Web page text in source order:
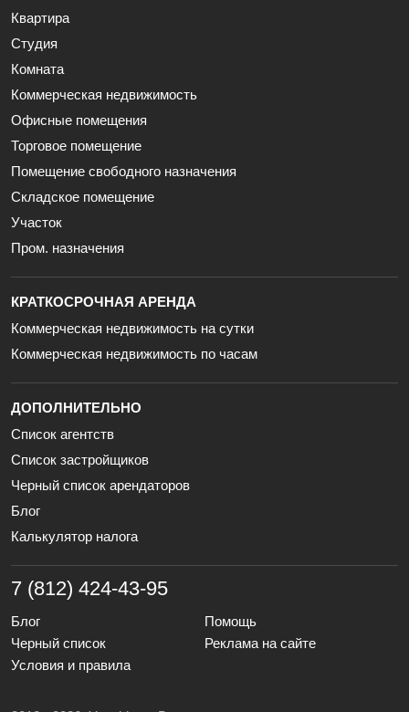
Квартира
Студия
Комната
Коммерческая недвижимость
Офисные помещения
Торговое помещение
Помещение свободного назначения
Складское помещение
Участок
Пром. назначения
КРАТКОСРОЧНАЯ АРЕНДА
Коммерческая недвижимость на сутки
Коммерческая недвижимость по часам
ДОПОЛНИТЕЛЬНО
Список агентств
Список застройщиков
Черный список арендаторов
Блог
Калькулятор налога
7 (812) 424-43-95
Блог
Помощь
Черный список
Реклама на сайте
Условия и правила